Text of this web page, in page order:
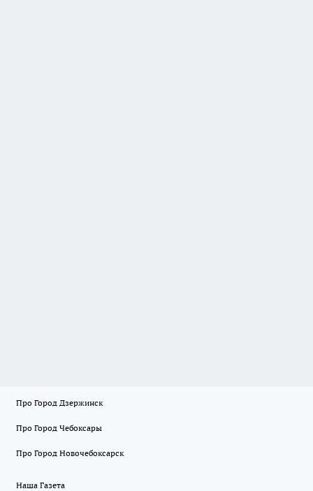
Про Город Дзержинск
Про Город Чебоксары
Про Город Новочебоксарск
Наша Газета